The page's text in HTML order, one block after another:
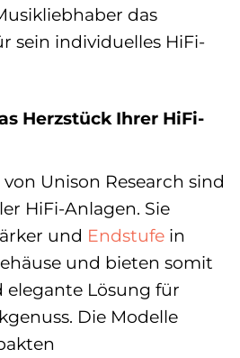
das
sein individuelles HiFi-
Herzstück Ihrer HiFi-
von Unison Research sind
HiFi-Anlagen. Sie
und Endstufe in
und bieten somit
elegante Lösung für
Die Modelle